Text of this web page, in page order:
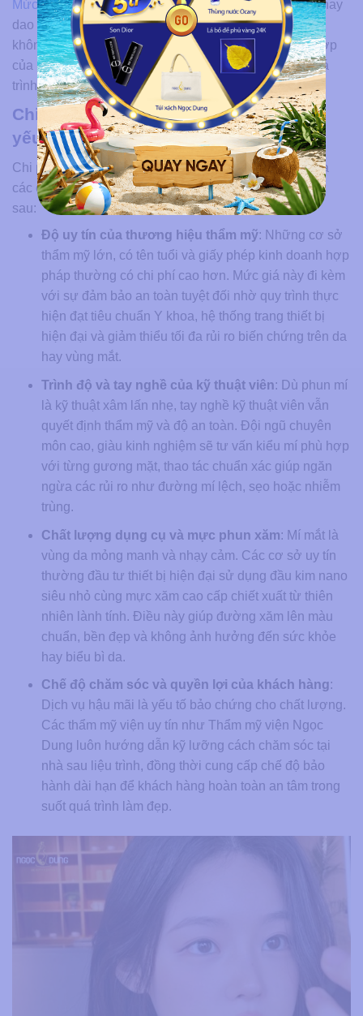
Mức giá dịch vụ phun xăm mí mắt
trên thị trường hiện nay
dao động từ500.000 đến 2.000.000 VNĐ. Chi phí này
không chỉ là một con số cố định mà phản ánh sự kết hợp
của nhiều yếu tố về chất lượng và độ an toàn trong quá
trình thực hiện.
Chi phí phun mí phụ thuộc vào những
yếu tố nào?
Chi phí dịch vụ phun mí eyeliner có sự chênh lệch giữa
các cơ sở làm đẹp do phụ thuộc vào 4 yếu tố then chốt
sau:
Độ uy tín của thương hiệu thẩm mỹ: Những cơ sở
thẩm mỹ lớn, có tên tuổi và giấy phép kinh doanh hợp
pháp thường có chi phí cao hơn. Mức giá này đi kèm
với sự đảm bảo an toàn tuyệt đối nhờ quy trình thực
hiện đạt tiêu chuẩn Y khoa, hệ thống trang thiết bị
hiện đại và giảm thiểu tối đa rủi ro biến chứng trên da
hay vùng mắt.
Trình độ và tay nghề của kỹ thuật viên: Dù phun mí
là kỹ thuật xâm lấn nhẹ, tay nghề kỹ thuật viên vẫn
quyết định thẩm mỹ và độ an toàn. Đội ngũ chuyên
môn cao, giàu kinh nghiệm sẽ tư vấn kiểu mí phù hợp
với từng gương mặt, thao tác chuẩn xác giúp ngăn
ngừa các rủi ro như đường mí lệch, sẹo hoặc nhiễm
trùng.
Chất lượng dụng cụ và mực phun xăm: Mí mắt là
vùng da mỏng manh và nhạy cảm. Các cơ sở uy tín
thường đầu tư thiết bị hiện đại sử dụng đầu kim nano
siêu nhỏ cùng mực xăm cao cấp chiết xuất từ thiên
nhiên lành tính. Điều này giúp đường xăm lên màu
chuẩn, bền đẹp và không ảnh hưởng đến sức khỏe
hay biểu bì da.
Chế độ chăm sóc và quyền lợi của khách hàng:
Dịch vụ hậu mãi là yếu tố bảo chứng cho chất lượng.
Các thẩm mỹ viện uy tín như Thẩm mỹ viện Ngọc
Dung luôn hướng dẫn kỹ lưỡng cách chăm sóc tại
nhà sau liệu trình, đồng thời cung cấp chế độ bảo
hành dài hạn để khách hàng hoàn toàn an tâm trong
suốt quá trình làm đẹp.